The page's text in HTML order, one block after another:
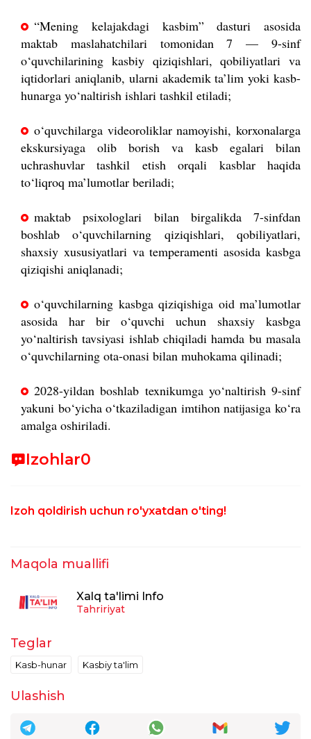
“Mening kelajakdagi kasbim” dasturi asosida
maktab maslahatchilari tomonidan 7 — 9-sinf
o‘quvchilarining kasbiy qiziqishlari, qobiliyatlari va
iqtidorlari aniqlanib, ularni akademik ta’lim yoki kasb-
hunarga yo‘naltirish ishlari tashkil etiladi;
o‘quvchilarga videoroliklar namoyishi, korxonalarga
ekskursiyaga olib borish va kasb egalari bilan
uchrashuvlar tashkil etish orqali kasblar haqida
to‘liqroq ma’lumotlar beriladi;
maktab psixologlari bilan birgalikda 7-sinfdan
boshlab o‘quvchilarning qiziqishlari, qobiliyatlari,
shaxsiy xususiyatlari va temperamenti asosida kasbga
qiziqishi aniqlanadi;
o‘quvchilarning kasbga qiziqishiga oid ma’lumotlar
asosida har bir o‘quvchi uchun shaxsiy kasbga
yo‘naltirish tavsiyasi ishlab chiqiladi hamda bu masala
o‘quvchilarning ota-onasi bilan muhokama qilinadi;
2028-yildan boshlab texnikumga yo‘naltirish 9-sinf
yakuni bo‘yicha o‘tkaziladigan imtihon natijasiga ko‘ra
amalga oshiriladi.
Izohlar0
Izoh qoldirish uchun ro'yxatdan o'ting!
Maqola muallifi
Xalq ta'limi Info
Tahririyat
Teglar
Kasb-hunar Kasbiy ta'lim
Ulashish